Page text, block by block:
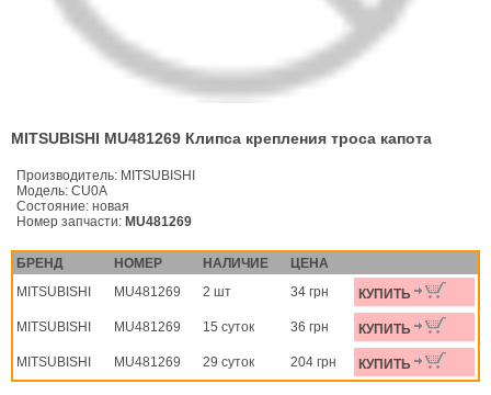
MITSUBISHI MU481269 Клипса крепления троса капота
Производитель: MITSUBISHI
Модель: CU0A
Состояние: новая
Номер запчасти: MU481269
БРЕНД НОМЕР НАЛИЧИЕ
ЦЕНА
MITSUBISHI
MU481269 2 шт 34 грн КУПИТЬ
MITSUBISHI MU481269 15 суток 36 грн КУПИТЬ
MITSUBISHI MU481269 29 суток 204 грн КУПИТЬ